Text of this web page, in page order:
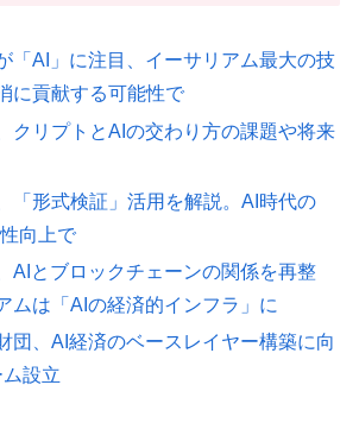
「AI」に注目、イーサリアム最大の技
に貢献する可能性で
クリプトとAIの交わり方の課題や将来
「形式検証」活用を解説。AI時代の
向上で
AIとブロックチェーンの関係を再整
ムは「AIの経済的インフラ」に
団、AI経済のベースレイヤー構築に向
設立